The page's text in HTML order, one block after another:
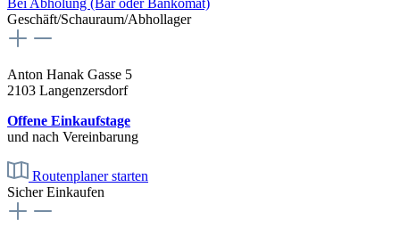
Geschäft/Schauraum/Abhollager
Anton Hanak Gasse 5
2103 Langenzersdorf
Offene Einkaufstage
und nach Vereinbarung
Routenplaner starten
Sicher Einkaufen